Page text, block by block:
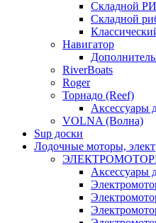
Складной
Складной
Навигатор
RiverBoats
Roger
Торнадо (Reef)
Аксессуары
VOLNA (Волна)
Sup доски
Лодочные моторы,
Аксессуары